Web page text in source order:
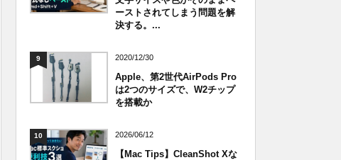
ーストされてしまう問題を解
決する。...
9 2020/12/30
Apple、第2世代AirPods Pro
は2つのサイズで、W2チップ
を搭載か
10 2026/06/12
【Mac Tips】CleanShot Xな